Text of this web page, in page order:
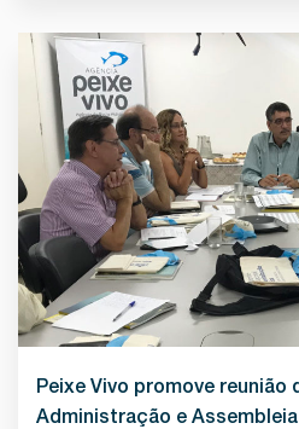
Peixe Vivo promove reunião
Administração e